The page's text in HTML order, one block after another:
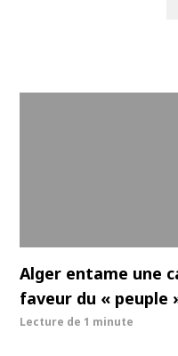
Alger entame une
faveur du « peuple
Lecture de 1 minute